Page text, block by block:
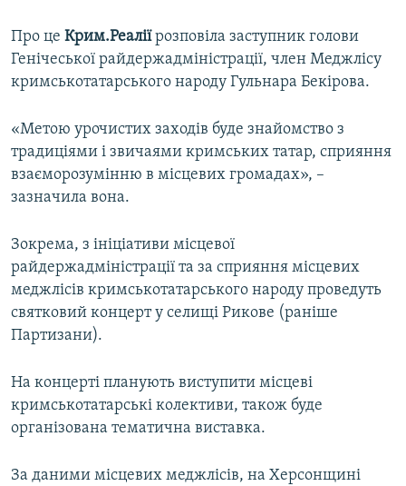
Про це Крим.Реаліїрозповіла заступник голови
Генічеської райдержадміністрації, член Меджлісу
кримськотатарського народу Гульнара Бекірова.
«Метою урочистих заходів буде знайомство з
традиціями і звичаями кримських татар, сприяння
взаєморозумінню в місцевих громадах», –
зазначила вона.
Зокрема, з ініціативи місцевої
райдержадміністрації та за сприяння місцевих
меджлісів кримськотатарського народу проведуть
святковий концерт у селищі Рикове (раніше
Партизани).
На концерті планують виступити місцеві
кримськотатарські колективи, також буде
організована тематична виставка.
За даними місцевих меджлісів, на Херсонщині